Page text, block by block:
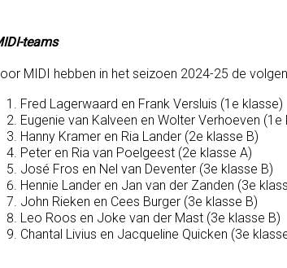
teams
MIDI hebben in het seizoen 2024-25 de
Fred Lagerwaard en Frank Versluis (1e klasse)
Eugenie van Kalveen en Wolter Verhoeven (1e
Hanny Kramer en Ria Lander (2e klasse B)
Peter en Ria van Poelgeest (2e klasse A)
José Fros en Nel van Deventer (3e klasse B)
Hennie Lander en Jan van der Zanden (3e
John Rieken en Cees Burger (3e klasse B)
Leo Roos en Joke van der Mast (3e klasse B)
Chantal Livius en Jacqueline Quicken (3e